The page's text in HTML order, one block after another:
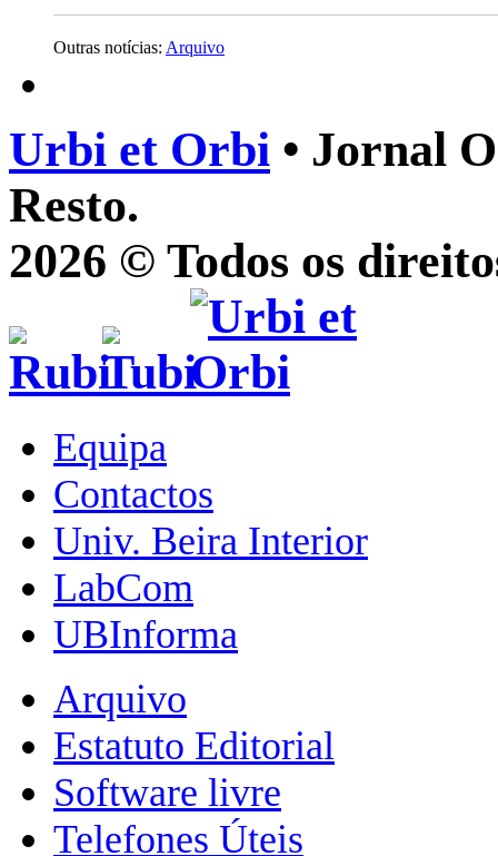
Outras notícias: Arquivo
Urbi et Orbi • Jornal
Resto.
2026 © Todos os
Equipa
Contactos
Univ. Beira Interior
LabCom
UBInforma
Arquivo
Estatuto Editorial
Software livre
Telefones Úteis